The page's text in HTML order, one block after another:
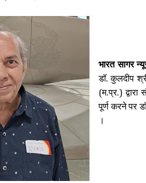
भारत सागर
डॉ. कुलदीप
(म.प्र.)
पूर्ण करने पर
।